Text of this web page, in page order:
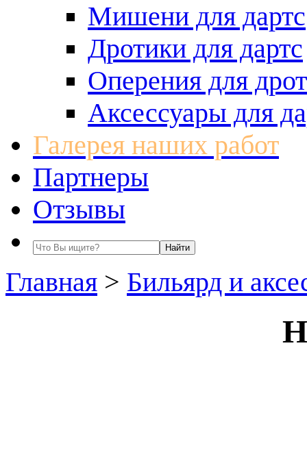
Мишени для дартс
Дротики для дартс
Оперения для
Аксессуары для
Галерея наших работ
Партнеры
Отзывы
Главная > Бильярд и